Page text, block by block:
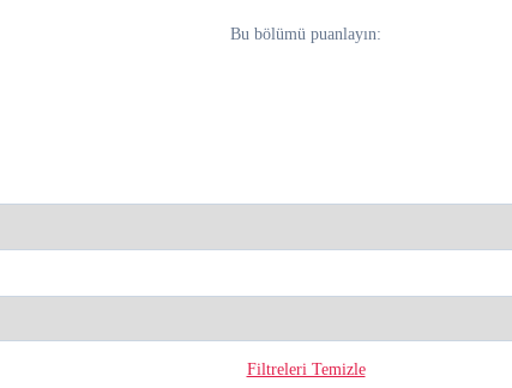
Bu bölümü puanlayın:
Filtreleri Temizle